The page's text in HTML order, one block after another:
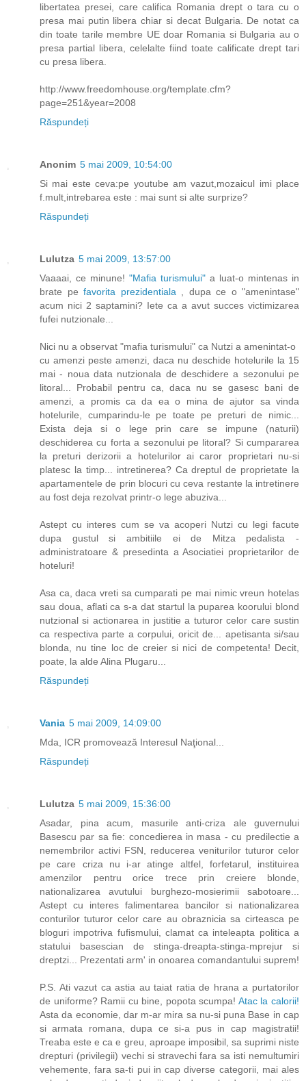
libertatea presei, care califica Romania drept o tara cu o
presa mai putin libera chiar si decat Bulgaria. De notat ca
din toate tarile membre UE doar Romania si Bulgaria au o
presa partial libera, celelalte fiind toate calificate drept tari
cu presa libera.
http://www.freedomhouse.org/template.cfm?
page=251&year=2008
Răspundeți
Anonim 5 mai 2009, 10:54:00
Si mai este ceva:pe youtube am vazut,mozaicul imi place
f.mult,intrebarea este : mai sunt si alte surprize?
Răspundeți
Lulutza 5 mai 2009, 13:57:00
Vaaaai, ce minune! "Mafia turismului" a luat-o mintenas in
brate pe favorita prezidentiala , dupa ce o "amenintase"
acum nici 2 saptamini? Iete ca a avut succes victimizarea
fufei nutzionale...
Nici nu a observat "mafia turismului" ca Nutzi a amenintat-o
cu amenzi peste amenzi, daca nu deschide hotelurile la 15
mai - noua data nutzionala de deschidere a sezonului pe
litoral... Probabil pentru ca, daca nu se gasesc bani de
amenzi, a promis ca da ea o mina de ajutor sa vinda
hotelurile, cumparindu-le pe toate pe preturi de nimic...
Exista deja si o lege prin care se impune (naturii)
deschiderea cu forta a sezonului pe litoral? Si cumpararea
la preturi derizorii a hotelurilor ai caror proprietari nu-si
platesc la timp... intretinerea? Ca dreptul de proprietate la
apartamentele de prin blocuri cu ceva restante la intretinere
au fost deja rezolvat printr-o lege abuziva...
Astept cu interes cum se va acoperi Nutzi cu legi facute
dupa gustul si ambitiile ei de Mitza pedalista -
administratoare & presedinta a Asociatiei proprietarilor de
hoteluri!
Asa ca, daca vreti sa cumparati pe mai nimic vreun hotelas
sau doua, aflati ca s-a dat startul la puparea koorului blond
nutzional si actionarea in justitie a tuturor celor care sustin
ca respectiva parte a corpului, oricit de... apetisanta si/sau
blonda, nu tine loc de creier si nici de competenta! Decit,
poate, la alde Alina Plugaru...
Răspundeți
Vania 5 mai 2009, 14:09:00
Mda, ICR promovează Interesul Naţional...
Răspundeți
Lulutza 5 mai 2009, 15:36:00
Asadar, pina acum, masurile anti-criza ale guvernului
Basescu par sa fie: concedierea in masa - cu predilectie a
nemembrilor activi FSN, reducerea veniturilor tuturor celor
pe care criza nu i-ar atinge altfel, forfetarul, instituirea
amenzilor pentru orice trece prin creiere blonde,
nationalizarea avutului burghezo-mosierimii sabotoare...
Astept cu interes falimentarea bancilor si nationalizarea
conturilor tuturor celor care au obraznicia sa cirteasca pe
bloguri impotriva fufismului, clamat ca inteleapta politica a
statului basescian de stinga-dreapta-stinga-mprejur si
dreptzi... Prezentati arm' in onoarea comandantului suprem!
P.S. Ati vazut ca astia au taiat ratia de hrana a purtatorilor
de uniforme? Ramii cu bine, popota scumpa! Atac la calorii!
Asta da economie, dar m-ar mira sa nu-si puna Base in cap
si armata romana, dupa ce si-a pus in cap magistratii!
Treaba este e ca e greu, aproape imposibil, sa suprimi niste
drepturi (privilegii) vechi si stravechi fara sa isti nemultumiri
vehemente, fara sa-ti pui in cap diverse categorii, mai ales